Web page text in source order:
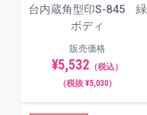
台内蔵角型印S-845 緑
ボディ
販売価格
¥5,532 （税込）
（税抜 ¥5,030）